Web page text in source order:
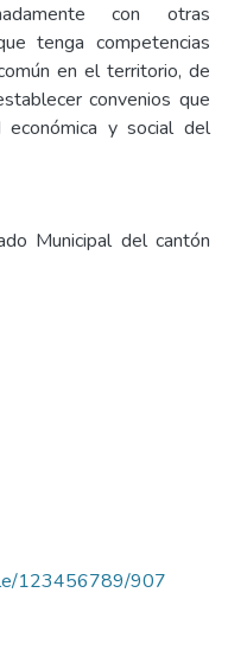
con otras
tenga competencias
en el territorio, de
convenios que
económica y social del
Municipal del cantón
123456789/907